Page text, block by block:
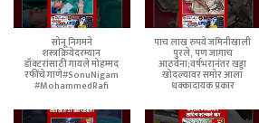
सोनू निगमने
शस्त्रक्रियेदरम्यान
डॉक्टरांसाठी गायले मोहम्मद
रफींचे गाणे#SonuNigam
#MohammedRafi
पाच लाख रुपये जमिनीखाली
पुरले, पण जागाच
आठवेना;वर्षभरानंतर खड्डा
खोदल्यावर समोर आला
धक्कादायक प्रकार